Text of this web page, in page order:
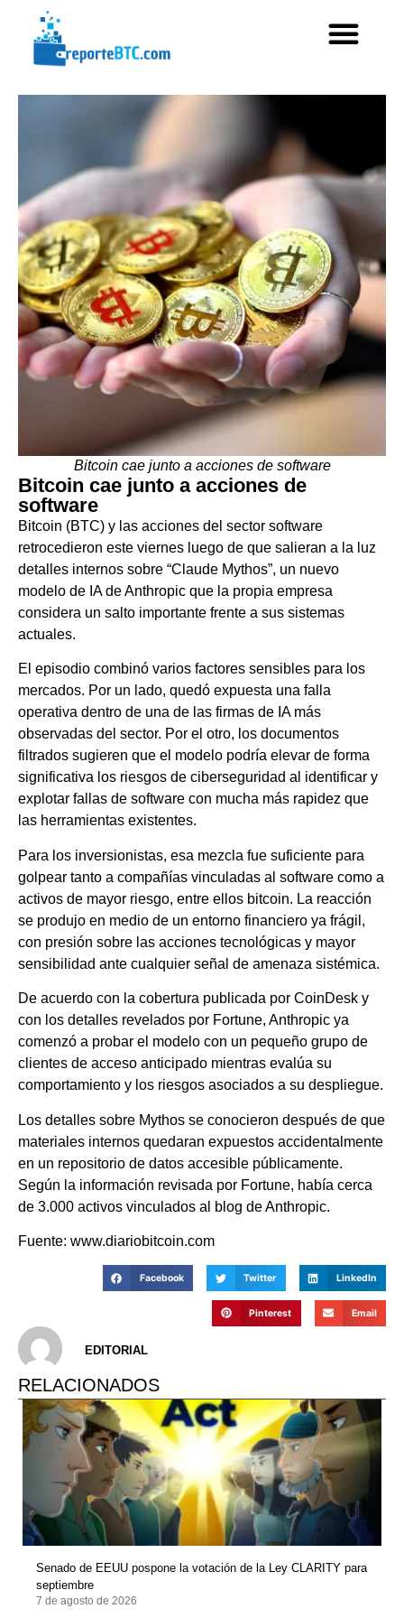
Bitcoin cae junto a acciones de software
Bitcoin cae junto a acciones de
software
Bitcoin (BTC) y las acciones del sector software
retrocedieron este viernes luego de que salieran a la luz
detalles internos sobre “Claude Mythos”, un nuevo
modelo de IA de Anthropic que la propia empresa
considera un salto importante frente a sus sistemas
actuales.
El episodio combinó varios factores sensibles para los
mercados. Por un lado, quedó expuesta una falla
operativa dentro de una de las firmas de IA más
observadas del sector. Por el otro, los documentos
filtrados sugieren que el modelo podría elevar de forma
significativa los riesgos de ciberseguridad al identificar y
explotar fallas de software con mucha más rapidez que
las herramientas existentes.
Para los inversionistas, esa mezcla fue suficiente para
golpear tanto a compañías vinculadas al software como a
activos de mayor riesgo, entre ellos bitcoin. La reacción
se produjo en medio de un entorno financiero ya frágil,
con presión sobre las acciones tecnológicas y mayor
sensibilidad ante cualquier señal de amenaza sistémica.
De acuerdo con la cobertura publicada por CoinDesk y
con los detalles revelados por Fortune, Anthropic ya
comenzó a probar el modelo con un pequeño grupo de
clientes de acceso anticipado mientras evalúa su
comportamiento y los riesgos asociados a su despliegue.
Los detalles sobre Mythos se conocieron después de que
materiales internos quedaran expuestos accidentalmente
en un repositorio de datos accesible públicamente.
Según la información revisada por Fortune, había cerca
de 3.000 activos vinculados al blog de Anthropic.
Fuente: www.diariobitcoin.com
Facebook Twitter LinkedIn
Pinterest Email
EDITORIAL
RELACIONADOS
Senado de EEUU pospone la votación de la Ley CLARITY para
septiembre
7 de agosto de 2026